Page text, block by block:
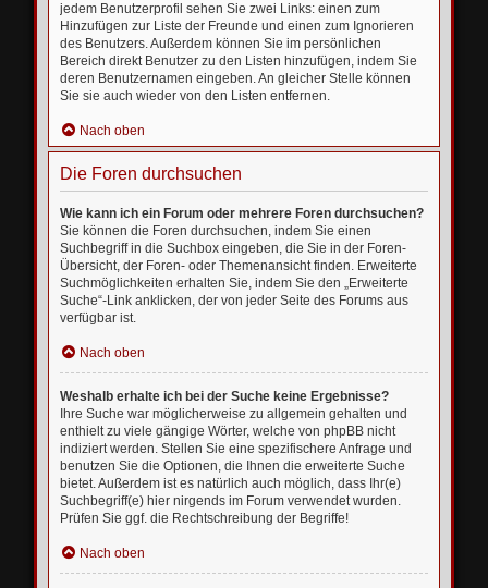
jedem Benutzerprofil sehen Sie zwei Links: einen zum
Hinzufügen zur Liste der Freunde und einen zum Ignorieren
des Benutzers. Außerdem können Sie im persönlichen
Bereich direkt Benutzer zu den Listen hinzufügen, indem Sie
deren Benutzernamen eingeben. An gleicher Stelle können
Sie sie auch wieder von den Listen entfernen.
Nach oben
Die Foren durchsuchen
Wie kann ich ein Forum oder mehrere Foren durchsuchen?
Sie können die Foren durchsuchen, indem Sie einen
Suchbegriff in die Suchbox eingeben, die Sie in der Foren-
Übersicht, der Foren- oder Themenansicht finden. Erweiterte
Suchmöglichkeiten erhalten Sie, indem Sie den „Erweiterte
Suche“-Link anklicken, der von jeder Seite des Forums aus
verfügbar ist.
Nach oben
Weshalb erhalte ich bei der Suche keine Ergebnisse?
Ihre Suche war möglicherweise zu allgemein gehalten und
enthielt zu viele gängige Wörter, welche von phpBB nicht
indiziert werden. Stellen Sie eine spezifischere Anfrage und
benutzen Sie die Optionen, die Ihnen die erweiterte Suche
bietet. Außerdem ist es natürlich auch möglich, dass Ihr(e)
Suchbegriff(e) hier nirgends im Forum verwendet wurden.
Prüfen Sie ggf. die Rechtschreibung der Begriffe!
Nach oben